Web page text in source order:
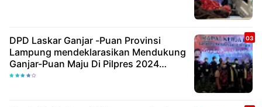
DPD Laskar Ganjar -Puan Provinsi
Lampung mendeklarasikan Mendukung
Ganjar-Puan Maju Di Pilpres 2024
Mendatang